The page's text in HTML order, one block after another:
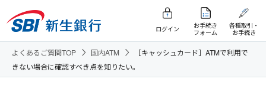
ログイン
お手続き
フォーム
各種取引・
お手続き
よくあるご質問TOP 国内ATM
［キャッシュカード］ATMで利用で
きない場合に確認すべき点を知りたい。